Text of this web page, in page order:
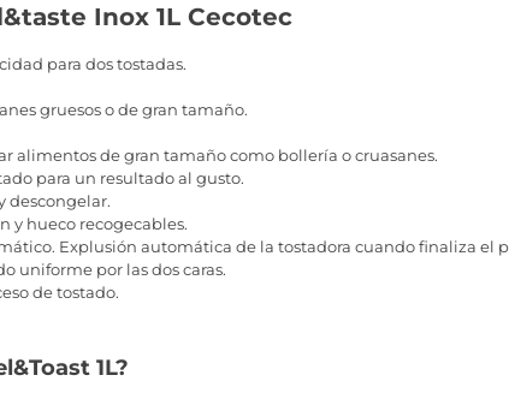
Inox 1L Cecotec
para dos tostadas.
gruesos o de gran tamaño.
alimentos de gran tamaño como bollería o cruasanes.
para un resultado al gusto.
descongelar.
y hueco recogecables.
Explusión automática de la tostadora cuando finaliza el
uniforme por las dos caras.
de tostado.
1L?